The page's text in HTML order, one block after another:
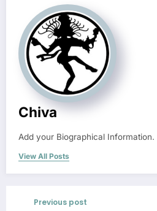
Chiva
Add your Biographical Information.
View All Posts
Previous post